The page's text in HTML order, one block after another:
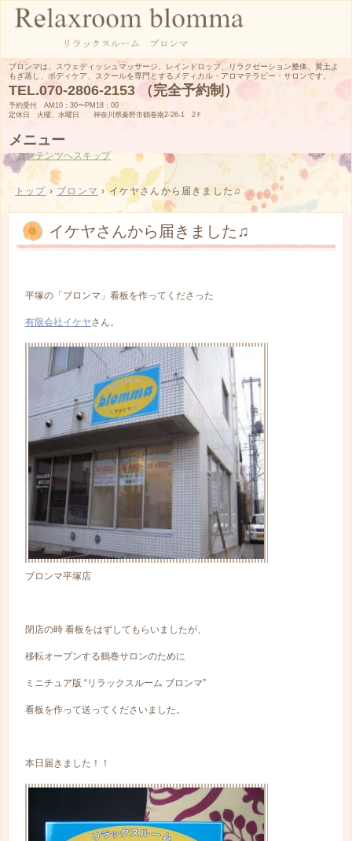
ブロンマは、スウェディッシュマッサージ、レインドロップ、リラクゼーション整体、黄土よ
もぎ蒸し、ボディケア、スクールを専門とするメディカル・アロマテラピー・サロンです。
TEL.070-2806-2153 （完全予約制）
予約受付 AM10：30〜PM18：00
定休日 火曜、水曜日 神奈川県秦野市鶴巻南2-26-1 2Ｆ
メニュー
コンテンツへスキップ
トップ › ブロンマ › イケヤさんから届きました♫
イケヤさんから届きました♫
平塚の「ブロンマ」看板を作ってくださった
有限会社イケヤさん。
ブロンマ平塚店
閉店の時 看板をはずしてもらいましたが、
移転オープンする鶴巻サロンのために
ミニチュア版 “リラックスルーム ブロンマ”
看板を作って送ってくださいました。
本日届きました！！